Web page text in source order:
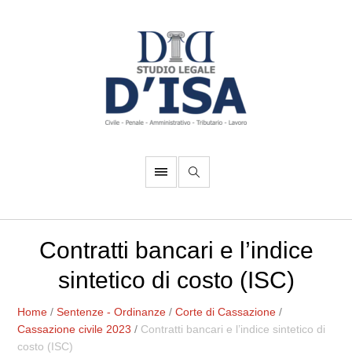
Contratti bancari e l’indice
sintetico di costo (ISC)
Home /Sentenze - Ordinanze /Corte di Cassazione /
Cassazione civile 2023 / Contratti bancari e l’indice sintetico di
costo (ISC)